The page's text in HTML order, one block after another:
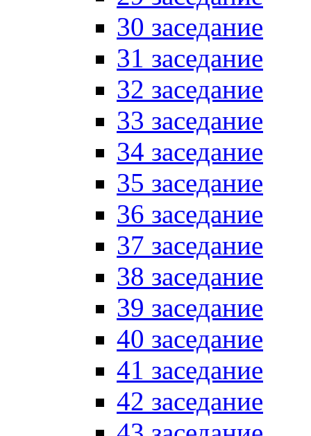
30 заседание
31 заседание
32 заседание
33 заседание
34 заседание
35 заседание
36 заседание
37 заседание
38 заседание
39 заседание
40 заседание
41 заседание
42 заседание